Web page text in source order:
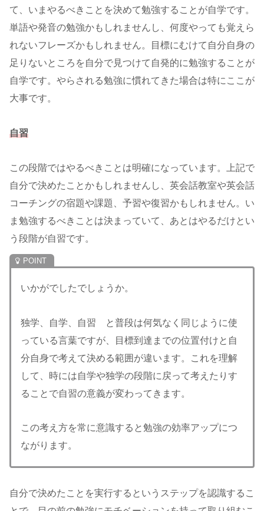
て、いまやるべきことを決めて勉強することが自学です。
単語や発音の勉強かもしれませんし、何度やっても覚えら
れないフレーズかもしれません。目標にむけて自分自身の
足りないところを自分で見つけて自発的に勉強することが
自学です。やらされる勉強に慣れてきた場合は特にここが
大事です。
自習
この段階ではやるべきことは明確になっています。上記で
自分で決めたことかもしれませんし、英会話教室や英会話
コーチングの宿題や課題、予習や復習かもしれません。い
ま勉強するべきことは決まっていて、あとはやるだけとい
う段階が自習です。
いかがでしたでしょうか。
独学、自学、自習 と普段は何気なく同じように使
っている言葉ですが、目標到達までの位置付けと自
分自身で考えて決める範囲が違います。これを理解
して、時には自学や独学の段階に戻って考えたりす
ることで自習の意義が変わってきます。
この考え方を常に意識すると勉強の効率アップにつ
ながります。
自分で決めたことを実行するというステップを認識するこ